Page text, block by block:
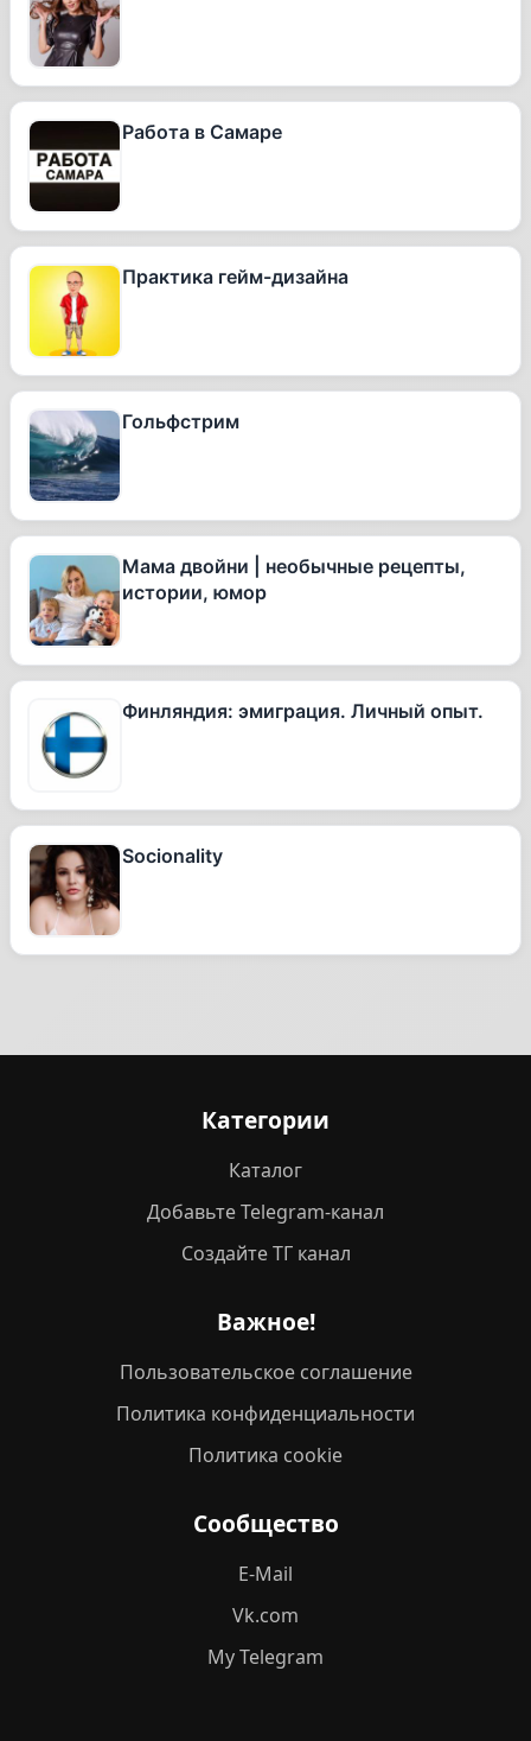
Работа в Самаре
Практика гейм-дизайна
Гольфстрим
Мама двойни | необычные рецепты,
истории, юмор
Финляндия: эмиграция. Личный опыт.
Socionality
Категории
Каталог
Добавьте Telegram-канал
Создайте ТГ канал
Важное!
Пользовательское соглашение
Политика конфиденциальности
Политика cookie
Сообщество
E-Mail
Vk.com
My Telegram